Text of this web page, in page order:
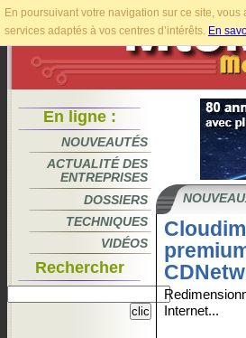
En poursuivant votre navigation sur ce site,
services adaptés à vos centres d’intérêts. En
En ligne :
NOUVEAUTÉS
ACTUALITÉ DES
ENTREPRISES
DOSSIERS
TECHNIQUES
VIDÉOS
Rechercher
Internet...